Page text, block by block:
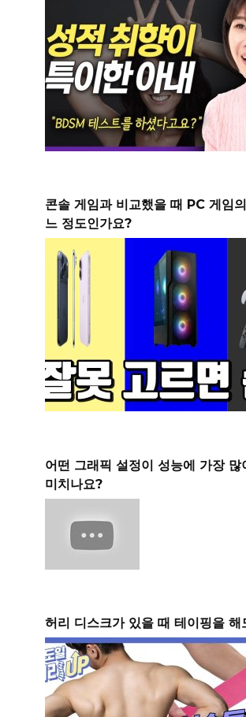
콘솔 게임과 비교했을 때 PC 게임
느 정도인가요?
어떤 그래픽 설정이 성능에 가장 많
미치나요?
허리 디스크가 있을 때 테이핑을 해